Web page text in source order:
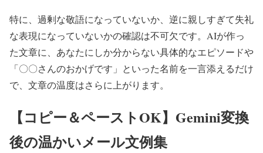
特に、過剰な敬語になっていないか、逆に親しすぎて失礼
な表現になっていないかの確認は不可欠です。AIが作っ
た文章に、あなたにしか分からない具体的なエピソードや
「〇〇さんのおかげです」といった名前を一言添えるだけ
で、文章の温度はさらに上がります。
【コピー＆ペーストOK】Gemini変換
後の温かいメール文例集